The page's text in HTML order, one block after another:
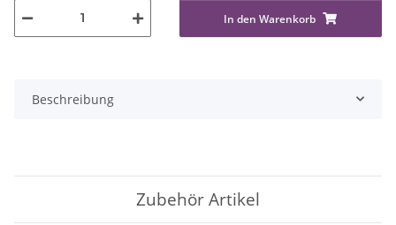
In den Warenkorb
Beschreibung
Zubehör Artikel